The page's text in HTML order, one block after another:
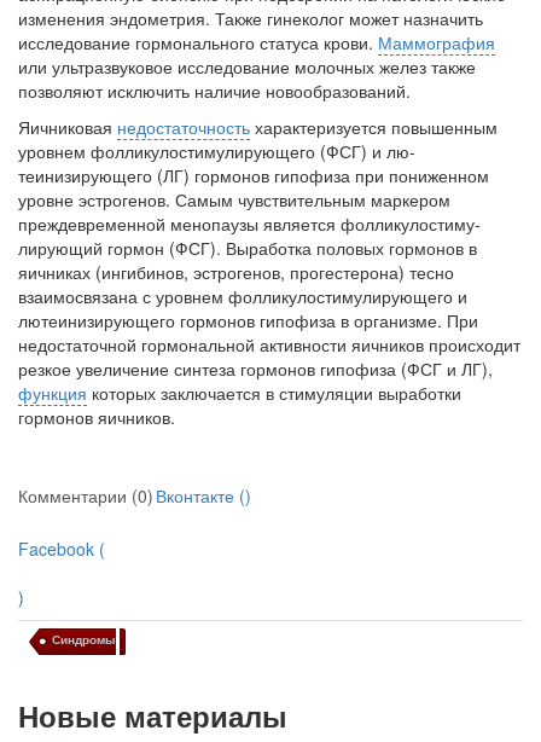
изменения эндометрия. Также гинеколог может назначить
исследование гормонального статуса крови. Маммография
или ультразвуковое исследование молоч­ных желез также
позволяют исключить наличие новооб­разований.
Яичниковая недостаточность характеризуется повы­шенным
уровнем фолликулостимулирующего (ФСГ) и лю-
теинизирующего (ЛГ) гормонов гипофиза при понижен­ном
уровне эстрогенов. Самым чувствительным маркером
преждевременной менопаузы является фолликулостиму-
лирующий гормон (ФСГ). Выработка половых гормонов в
яичниках (ингибинов, эстрогенов, прогестерона) тесно
взаимосвязана с уровнем фолликулостимулирующего и
лютеинизирующего гормонов гипофиза в организме. При
недостаточной гормональной активности яичников происходит
резкое увеличение синтеза гормонов гипофи­за (ФСГ и ЛГ),
функция которых заключается в стиму­ляции выработки
гормонов яичников.
Комментарии (0) Вконтакте ()
Facebook (
)
Синдромы
Новые материалы